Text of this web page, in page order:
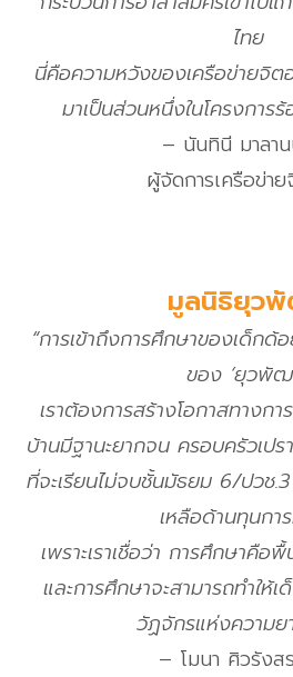
ไทย
นี่คือความหวังของเครือข่ายจิต
มาเป็นส่วนหนึ่งในโครงการ
– นันทินี มาลา
ผู้จัดการเครือข่าย
มูลนิธิยุว
“การเข้าถึงการศึกษาของเด็กด้
ของ ‘ยุวพัฒ
เราต้องการสร้างโอกาสทางก
บ้านมีฐานะยากจน ครอบครัวเปร
ที่จะเรียนไม่จบชั้นมัธยม 6/ปวช
เหลือด้านทุนกา
เพราะเราเชื่อว่า การศึกษาคื
และการศึกษาจะสามารถทำให้
วัฏจักรแห่งความย
– โมนา ศิวรังส